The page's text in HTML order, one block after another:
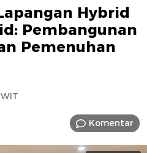
Hybrid
Pembangunan
Pemenuhan
Komentar